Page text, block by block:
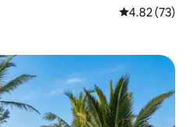
평점 4.82점(5
4.82 (73)